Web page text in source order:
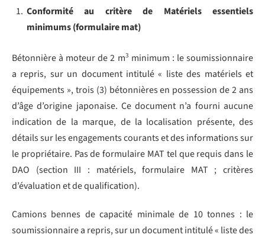
Conformité au critère de Matériels essentiels
minimums (formulaire mat)
Bétonnière à moteur de 2 m3 minimum : le soumissionnaire
a repris, sur un document intitulé « liste des matériels et
équipements », trois (3) bétonnières en possession de 2 ans
d’âge d’origine japonaise. Ce document n’a fourni aucune
indication de la marque, de la localisation présente, des
détails sur les engagements courants et des informations sur
le propriétaire. Pas de formulaire MAT tel que requis dans le
DAO (section III : matériels, formulaire MAT ; critères
d’évaluation et de qualification).
Camions bennes de capacité minimale de 10 tonnes : le
soumissionnaire a repris, sur un document intitulé « liste des